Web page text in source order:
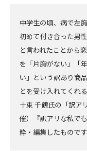
中学生の頃、病で左
初めて付き合った男
と言われたことから
を「片胸がない」「
い」という訳あり商
とを受け入れてくれ
十束 千鶴氏の「訳ア
催）『訳アリな私で
粋・編集したものです